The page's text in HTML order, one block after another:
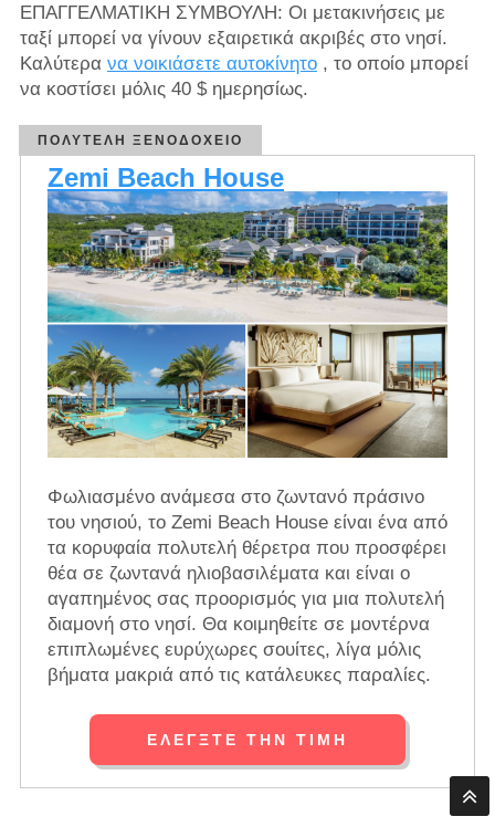
ΕΠΑΓΓΕΛΜΑΤΙΚΗ ΣΥΜΒΟΥΛΗ: Οι μετακινήσεις με
ταξί μπορεί να γίνουν εξαιρετικά ακριβές στο νησί.
Καλύτερα να νοικιάσετε αυτοκίνητο, το οποίο μπορεί
να κοστίσει μόλις 40 $ ημερησίως.
ΠΟΛΥΤΕΛΉ ΞΕΝΟΔΟΧΕΊΟ
Zemi Beach House
Φωλιασμένο ανάμεσα στο ζωντανό πράσινο
του νησιού, το Zemi Beach House είναι ένα από
τα κορυφαία πολυτελή θέρετρα που προσφέρει
θέα σε ζωντανά ηλιοβασιλέματα και είναι ο
αγαπημένος σας προορισμός για μια πολυτελή
διαμονή στο νησί. Θα κοιμηθείτε σε μοντέρνα
επιπλωμένες ευρύχωρες σουίτες, λίγα μόλις
βήματα μακριά από τις κατάλευκες παραλίες.
ΕΛΈΓΞΤΕ ΤΗΝ ΤΙΜΉ